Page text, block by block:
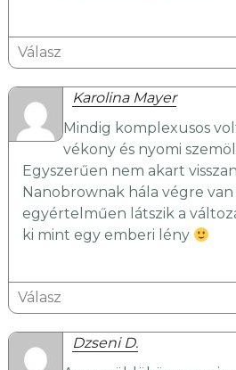
Válasz
Karolina Mayer
Mindig komplexusos
vékony és nyomi
Egyszerűen nem akart
Nanobrownak hála végre
egyértelműen látszik a
ki mint egy emberi lény
Válasz
Dzseni D.